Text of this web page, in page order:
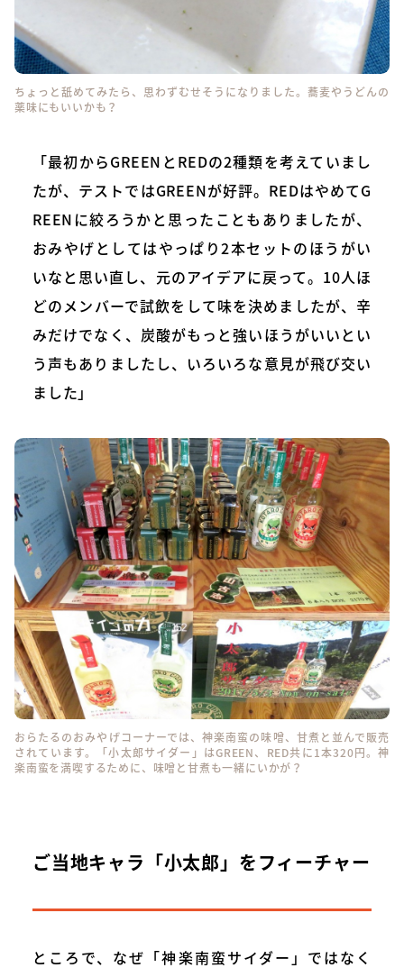
ちょっと舐めてみたら、思わずむせそうになりました。蕎麦やうどんの
薬味にもいいかも？
「最初からGREENとREDの2種類を考えていまし
たが、テストではGREENが好評。REDはやめてG
REENに絞ろうかと思ったこともありましたが、
おみやげとしてはやっぱり2本セットのほうがい
いなと思い直し、元のアイデアに戻って。10人ほ
どのメンバーで試飲をして味を決めましたが、辛
みだけでなく、炭酸がもっと強いほうがいいとい
う声もありましたし、いろいろな意見が飛び交い
ました」
おらたるのおみやげコーナーでは、神楽南蛮の味噌、甘煮と並んで販売
されています。「小太郎サイダー」はGREEN、RED共に1本320円。神
楽南蛮を満喫するために、味噌と甘煮も一緒にいかが？
ご当地キャラ「小太郎」をフィーチャー
ところで、なぜ「神楽南蛮サイダー」ではなく